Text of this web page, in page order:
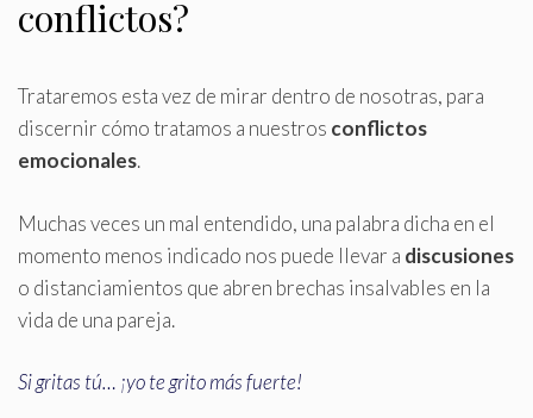
conflictos?
Trataremos esta vez de mirar dentro de nosotras, para
discernir cómo tratamos a nuestros conflictos
emocionales.
Muchas veces un mal entendido, una palabra dicha en el
momento menos indicado nos puede llevar a discusiones
o distanciamientos que abren brechas insalvables en la
vida de una pareja.
Si gritas tú… ¡yo te grito más fuerte!